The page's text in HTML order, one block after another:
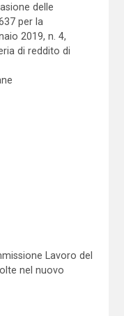
delle
per la
2019, n. 4,
di reddito di
Lavoro del
nel nuovo